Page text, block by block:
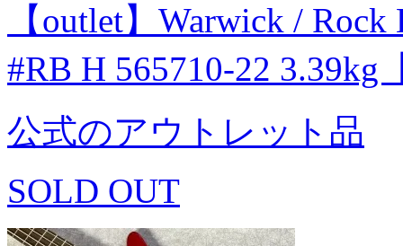
【outlet】Warwick /
#RB H 565710-22 3.39kg
公式のアウトレット品
SOLD OUT